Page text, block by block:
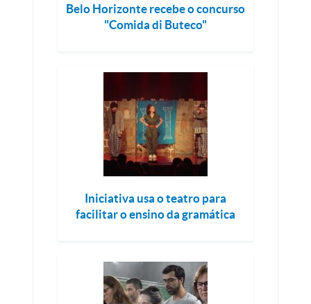
Belo Horizonte recebe o concurso
"Comida di Buteco"
Iniciativa usa o teatro para
facilitar o ensino da gramática